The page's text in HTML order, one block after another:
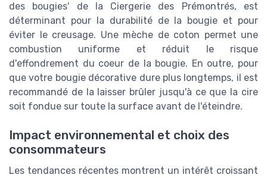
des bougies' de la Ciergerie des Prémontrés, est
déterminant pour la durabilité de la bougie et pour
éviter le creusage. Une mèche de coton permet une
combustion uniforme et réduit le risque
d'effondrement du coeur de la bougie. En outre, pour
que votre bougie décorative dure plus longtemps, il est
recommandé de la laisser brûler jusqu'à ce que la cire
soit fondue sur toute la surface avant de l'éteindre.
Impact environnemental et choix des
consommateurs
Les tendances récentes montrent un intérêt croissant